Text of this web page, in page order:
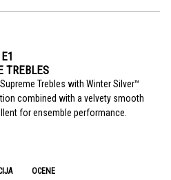
TREBLES
Trebles with Winter Silver™
combined with a velvety smooth
for ensemble performance.
OCENE